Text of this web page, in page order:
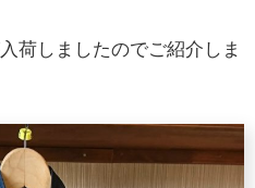
荷しましたのでご紹介しま